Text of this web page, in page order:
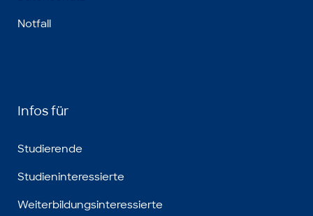
Notfall
Infos für
Studierende
Studieninteressierte
Weiterbildungsinteressierte